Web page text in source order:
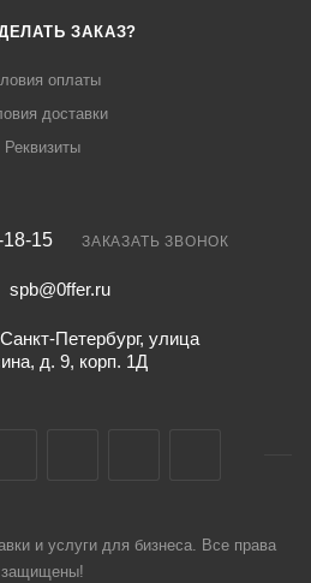
ЗАКАЗ?
оплаты
доставки
Реквизиты
18-15 ЗАКАЗАТЬ ЗВОНОК
spb@0ffer.ru
Санкт-Петербург, улица
д. 9, корп. 1Д
и услуги для бизнеса. Все права
защищены!